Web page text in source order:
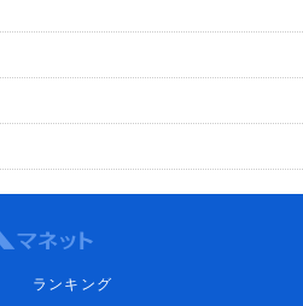
ランキング